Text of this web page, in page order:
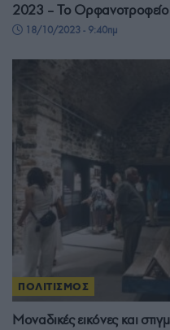
2023 – Το Ορφανοτροφείο
18/10/2023 - 9:40πμ
ΠΟΛΙΤΙΣΜΟΣ
Μοναδικές εικόνες και